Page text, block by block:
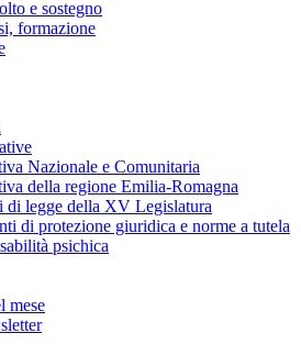
e sostegno
formazione
Nazionale e Comunitaria
della regione Emilia-Romagna
di legge della XV Legislatura
di protezione giuridica e norme a tutela
psichica
mese